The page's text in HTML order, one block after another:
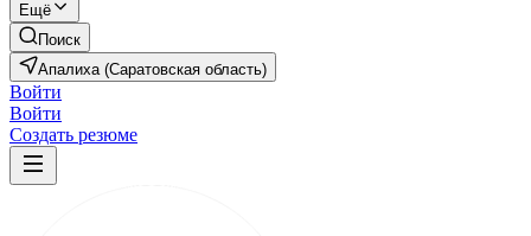
Ещё
Поиск
Апалиха (Саратовская область)
Войти
Войти
Создать резюме